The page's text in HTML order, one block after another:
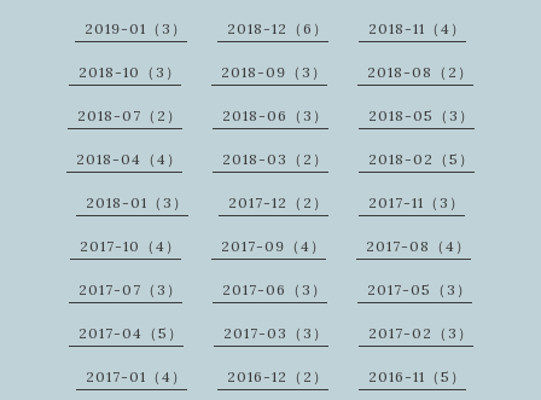
2019-01（3） 2018-12（6） 2018-11（4）
2018-10（3） 2018-09（3） 2018-08（2）
2018-07（2） 2018-06（3） 2018-05（3）
2018-04（4） 2018-03（2） 2018-02（5）
2018-01（3） 2017-12（2） 2017-11（3）
2017-10（4） 2017-09（4） 2017-08（4）
2017-07（3） 2017-06（3） 2017-05（3）
2017-04（5） 2017-03（3） 2017-02（3）
2017-01（4） 2016-12（2） 2016-11（5）